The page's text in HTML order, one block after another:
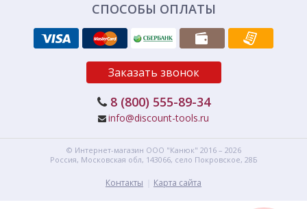
СПОСОБЫ ОПЛАТЫ
Заказать звонок
8 (800) 555-89-34
info@discount-tools.ru
© Интернет-магазин ООО "Канюк" 2016 – 2026
Россия, Московская обл, 143066, село Покровское, 28Б
Контакты Карта сайта